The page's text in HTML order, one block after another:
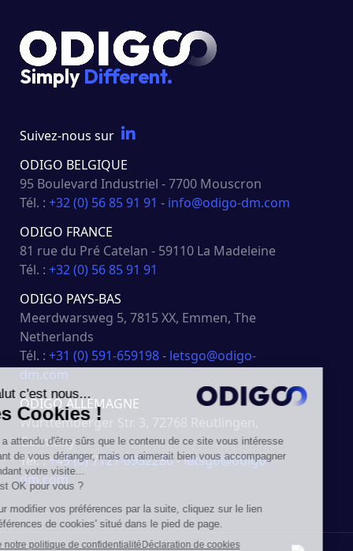
Simply Different.
Suivez-nous sur
ODIGO BELGIQUE
95 Boulevard Industriel - 7700 Mouscron
Tél. : +32 (0) 56 85 91 91 - info@odigo-dm.com
ODIGO FRANCE
81 rue du Pré Catelan - 59110 La Madeleine
Tél. : +32 (0) 56 85 91 91
ODIGO PAYS-BAS
Meerdwarsweg 5, 7815 XX, Emmen, The
Netherlands
Tél. : +31 (0) 591-659198- letsgo@odigo-
dm.com
ODIGO ALLEMAGNE
Württemberger Str. 3, 72768 Reutlingen,
Germany
Tél. :+49 (0) 7121-6952280-letsgo@odigo-
dm.com